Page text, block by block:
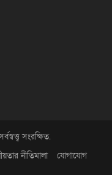
সংরক্ষিত.
নীতিমালা
যোগাযোগ